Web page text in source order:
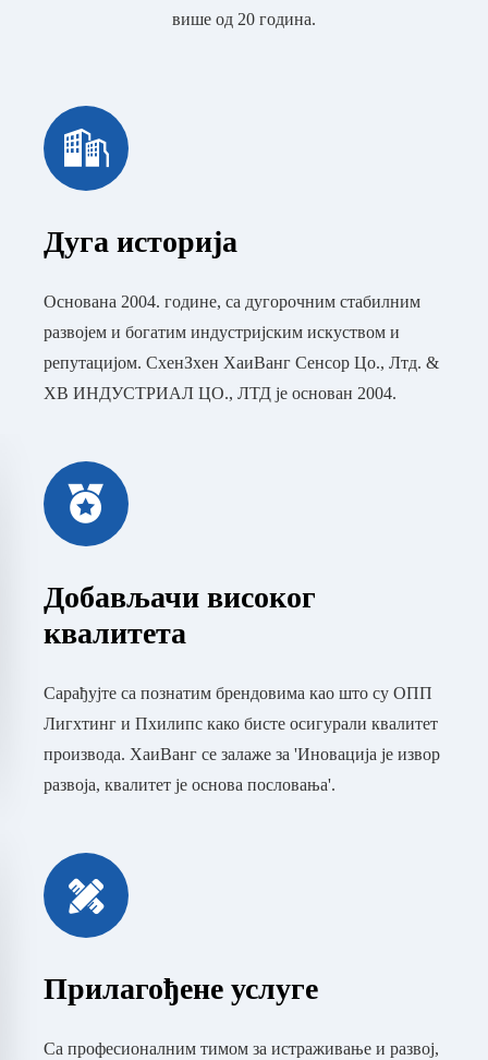
више од 20 година.
Дуга историја
Основана 2004. године, са дугорочним стабилним
развојем и богатим индустријским искуством и
репутацијом. СхенЗхен ХаиВанг Сенсор Цо., Лтд. &
ХВ ИНДУСТРИАЛ ЦО., ЛТД је основан 2004.
Добављачи високог
квалитета
Сарађујте са познатим брендовима као што су ОПП
Лигхтинг и Пхилипс како бисте осигурали квалитет
производа. ХаиВанг се залаже за 'Иновација је извор
развоја, квалитет је основа пословања'.
Прилагођене услуге
Са професионалним тимом за истраживање и развој,